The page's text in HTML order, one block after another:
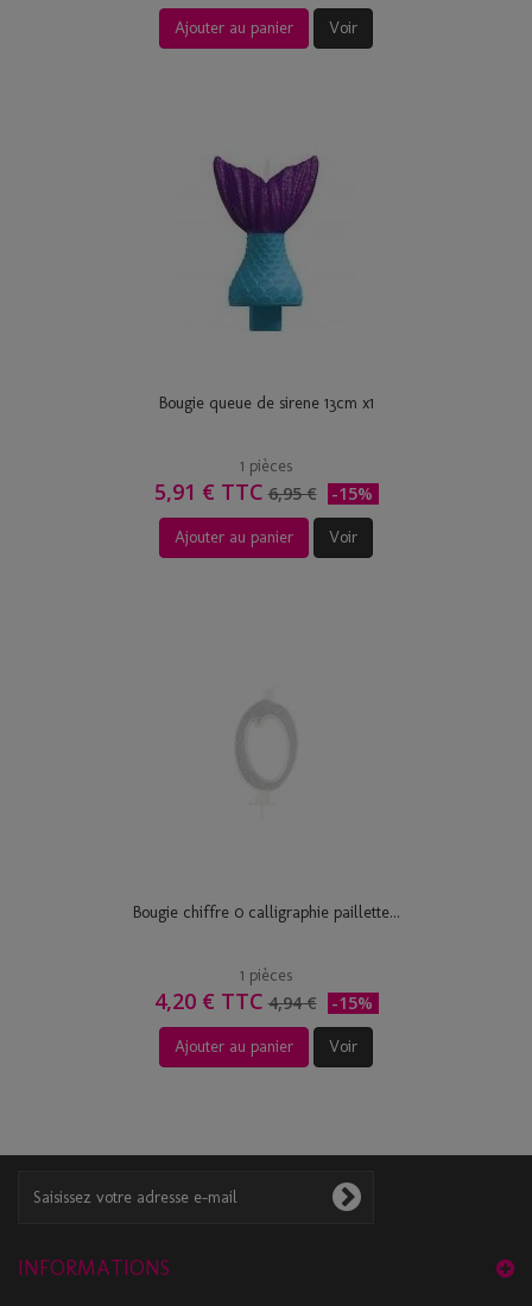
Ajouter au panier Voir
Bougie queue de sirene 13cm x1
1 pièces
5,91 € TTC 6,95 € -15%
Ajouter au panier Voir
Bougie chiffre 0 calligraphie paillette...
1 pièces
4,20 € TTC 4,94 € -15%
Ajouter au panier Voir
INFORMATIONS